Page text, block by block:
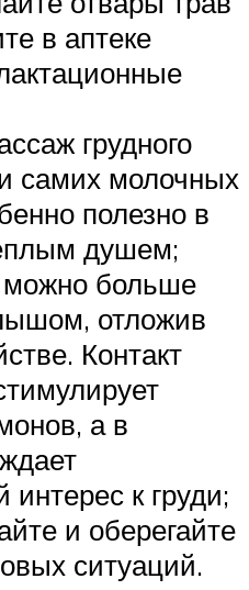
в аптеке
грудного
самих молочных
полезно в
душем;
можно больше
отложив
Контакт
а в
интерес к груди;
и оберегайте
ситуаций.